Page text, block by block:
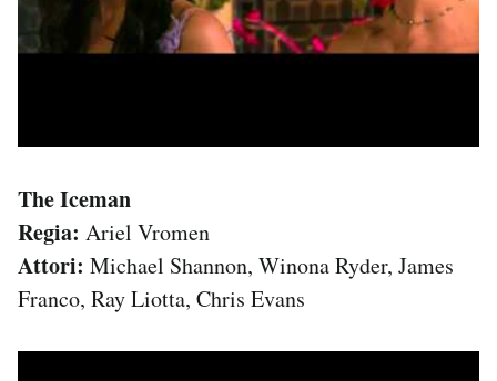
The Iceman
Regia: Ariel Vromen
Attori: Michael Shannon, Winona Ryder, James
Franco, Ray Liotta, Chris Evans